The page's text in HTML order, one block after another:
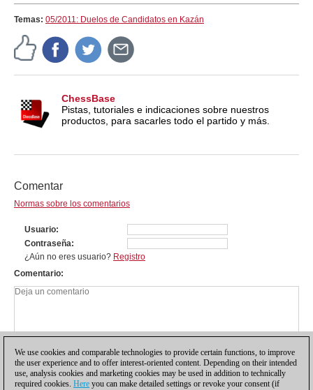
Temas: 05/2011: Duelos de Candidatos en Kazán
ChessBase
Pistas, tutoriales e indicaciones sobre nuestros
productos, para sacarles todo el partido y más.
Comentar
Normas sobre los comentarios
Usuario
Contraseña
¿Aún no eres usuario? Registro
Comentario
We use cookies and comparable technologies to provide certain functions, to improve
the user experience and to offer interest-oriented content. Depending on their intended
use, analysis cookies and marketing cookies may be used in addition to technically
required cookies. Here you can make detailed settings or revoke your consent (if